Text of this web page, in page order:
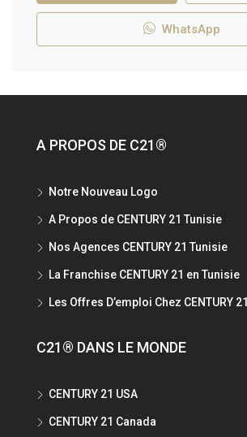
WhatsApp
A PROPOS DE C21®
Notre Nouveau Logo
A Propos de CENTURY 21 Tunisie
Nos Agences CENTURY 21 Tunisie
La Franchise CENTURY 21 en Tunisie
Les Offres D’emploi Chez CENTURY 21
C21® DANS LE MONDE
CENTURY 21 USA
CENTURY 21 Canada